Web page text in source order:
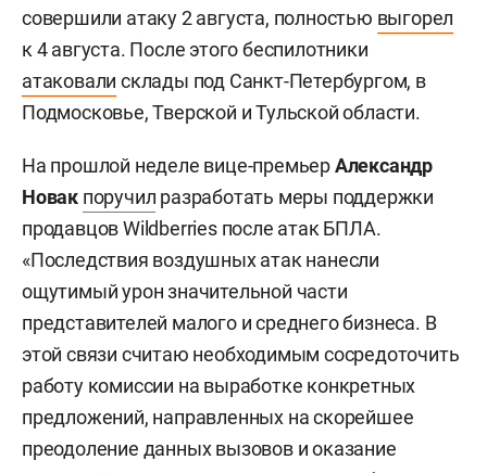
совершили атаку 2 августа, полностью выгорел
к 4 августа. После этого беспилотники
атаковали склады под Санкт-Петербургом, в
Подмосковье, Тверской и Тульской области.
На прошлой неделе вице-премьерАлександр
Новак поручил разработать меры поддержки
продавцов Wildberries после атак БПЛА.
«Последствия воздушных атак нанесли
ощутимый урон значительной части
представителей малого и среднего бизнеса. В
этой связи считаю необходимым сосредоточить
работу комиссии на выработке конкретных
предложений, направленных на скорейшее
преодоление данных вызовов и оказание